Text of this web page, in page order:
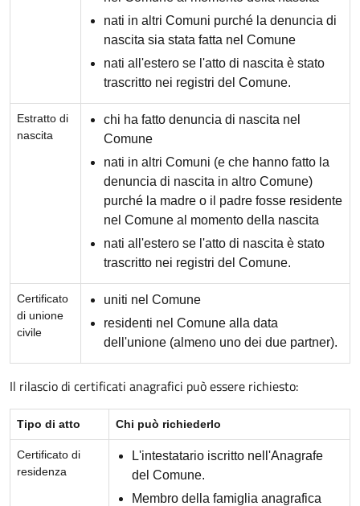
nati in altri Comuni purché la denuncia di
nascita sia stata fatta nel Comune
nati all'estero se l'atto di nascita è stato
trascritto nei registri del Comune.
Estratto di
nascita
chi ha fatto denuncia di nascita nel
Comune
nati in altri Comuni (e che hanno fatto la
denuncia di nascita in altro Comune)
purché la madre o il padre fosse residente
nel Comune al momento della nascita
nati all'estero se l'atto di nascita è stato
trascritto nei registri del Comune.
Certificato
di unione
civile
uniti nel Comune
residenti nel Comune alla data
dell'unione (almeno uno dei due partner).
Il rilascio di certificati anagrafici può essere richiesto:
Tipo di atto Chi può richiederlo
Certificato di
residenza
L'intestatario iscritto nell'Anagrafe
del Comune.
Membro della famiglia anagrafica